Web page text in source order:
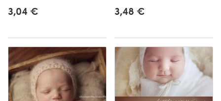
3,04 € 3,48 €